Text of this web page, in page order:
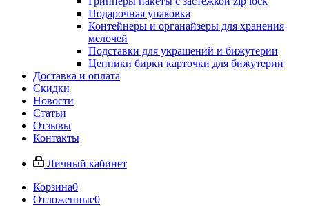
Подарочная упаковка
Контейнеры и органайзеры для хранения
мелочей
Подставки для украшений и бижутерии
Ценники бирки карточки для бижутерии
Доставка и оплата
Скидки
Новости
Статьи
Отзывы
Контакты
Личный кабинет
Корзина0
Отложенные0